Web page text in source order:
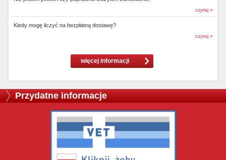
czytaj »
Kiedy mogę liczyć na bezpłatną dostawę?
czytaj »
więcej informacji
Przydatne informacje